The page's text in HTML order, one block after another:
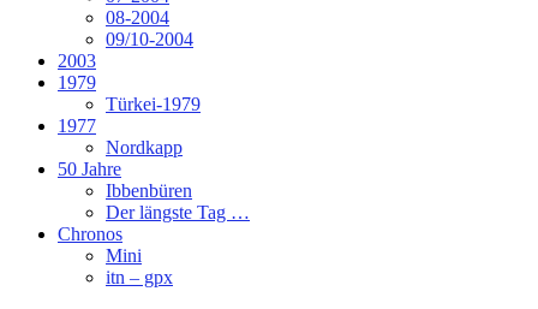
08-2004
09/10-2004
2003
1979
Türkei-1979
1977
Nordkapp
50 Jahre
Ibbenbüren
Der längste Tag …
Chronos
Mini
itn – gpx